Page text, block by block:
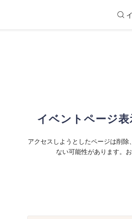
イベントページ表
アクセスしようとしたページは削
ない可能性があります。